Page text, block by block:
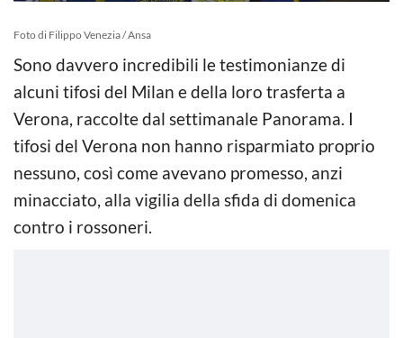
Foto di Filippo Venezia / Ansa
Sono davvero incredibili le testimonianze di
alcuni tifosi del Milan e della loro trasferta a
Verona, raccolte dal settimanale Panorama. I
tifosi del Verona non hanno risparmiato proprio
nessuno, così come avevano promesso, anzi
minacciato, alla vigilia della sfida di domenica
contro i rossoneri.